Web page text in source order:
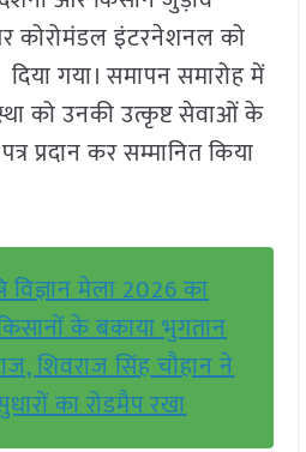
कोरोमंडल इंटरनेशनल को
दिया गया। समापन समारोह में
को उनकी उत्कृष्ट सेवाओं के
प्रदान कर सम्मानित किया
विज्ञान मेला 2026 का
के बकाया भुगतान
शिवराज सिंह चौहान ने
का रोडमैप रखा